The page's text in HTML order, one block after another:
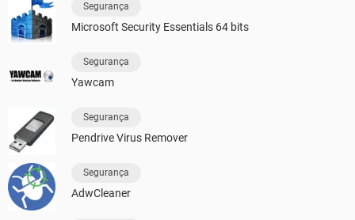
Segurança
Microsoft Security Essentials 64 bits
Segurança
Yawcam
Segurança
Pendrive Virus Remover
Segurança
AdwCleaner